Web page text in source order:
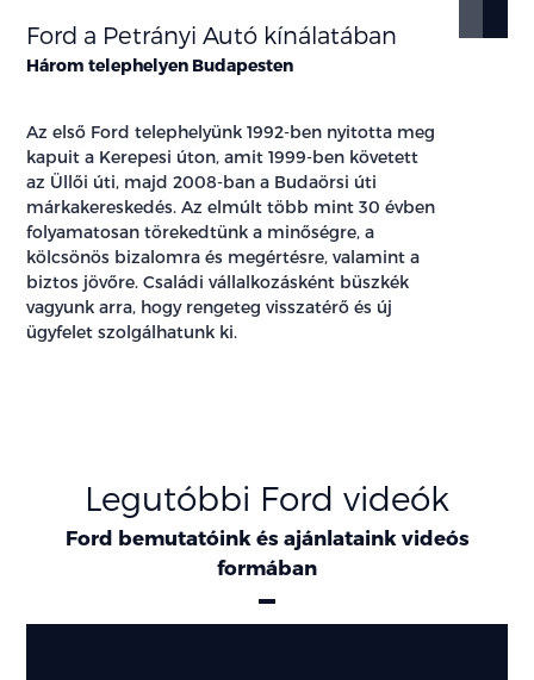
Ford a Petrányi Autó kínálatában
Három telephelyen Budapesten
Az első Ford telephelyünk 1992-ben nyitotta meg
kapuit a Kerepesi úton, amit 1999-ben követett
az Üllői úti, majd 2008-ban a Budaörsi úti
márkakereskedés. Az elmúlt több mint 30 évben
folyamatosan törekedtünk a minőségre, a
kölcsönös bizalomra és megértésre, valamint a
biztos jövőre. Családi vállalkozásként büszkék
vagyunk arra, hogy rengeteg visszatérő és új
ügyfelet szolgálhatunk ki.
Legutóbbi Ford videók
Ford bemutatóink és ajánlataink videós
formában